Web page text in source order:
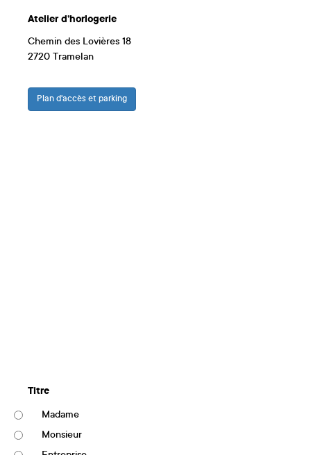
Atelier d’horlogerie
Chemin des Lovières 18
2720 Tramelan
Plan d'accès et parking
Titre
Madame
Monsieur